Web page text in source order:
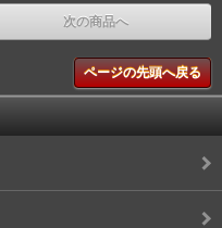
次の商品へ
ページの先頭へ戻る